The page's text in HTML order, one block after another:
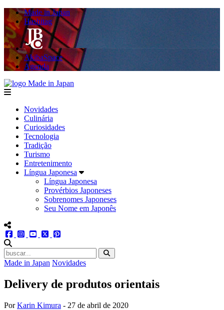
Made in Japan
Hashitag
AkibaSpace
Agenda
menu
Novidades
Culinária
Curiosidades
Tecnologia
Tradição
Turismo
Entretenimento
Língua Japonesa
Língua Japonesa
Provérbios Japoneses
Sobrenomes Japoneses
Seu Nome em Japonês
menu redes social
facebookinstagram
youtube
twitter
Made in Japan Novidades
Delivery de produtos orientais
PorKarin Kimura - 27 de abril de 2020